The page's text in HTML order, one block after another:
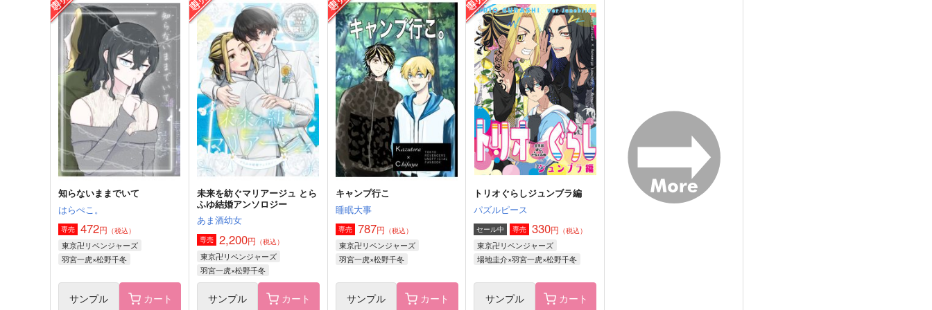
い
パンタグラフ
629 円 （税込）
松野千冬×花垣武道
サンプル 作品詳細
タケノコワークス
1,257円（税込）
場地圭介×松野千冬
サンプル 作品詳細
Mimosa
715円（税込）
場地圭介×松野千冬
サンプル 作品詳細
Gottani
710円（税込）
場地圭介×松野千冬
サンプル 作品詳細
知らないままでいて
はらぺこ。
専売 472円 （税込）
東京卍リベンジャーズ
羽宮一虎×松野千冬
サンプル カート
未来を紡ぐマリアージュ とら
ふゆ結婚アンソロジー
あま酒幼女
専売 2,200円 （税込）
東京卍リベンジャーズ
羽宮一虎×松野千冬
サンプル カート
キャンプ行こ
睡眠大事
専売 787円 （税込）
東京卍リベンジャーズ
羽宮一虎×松野千冬
サンプル カート
トリオぐらしジュンブラ編
パズルピース
セール中 専売 330円 （税込）
東京卍リベンジャーズ
場地圭介×羽宮一虎×松野千冬
サンプル カート